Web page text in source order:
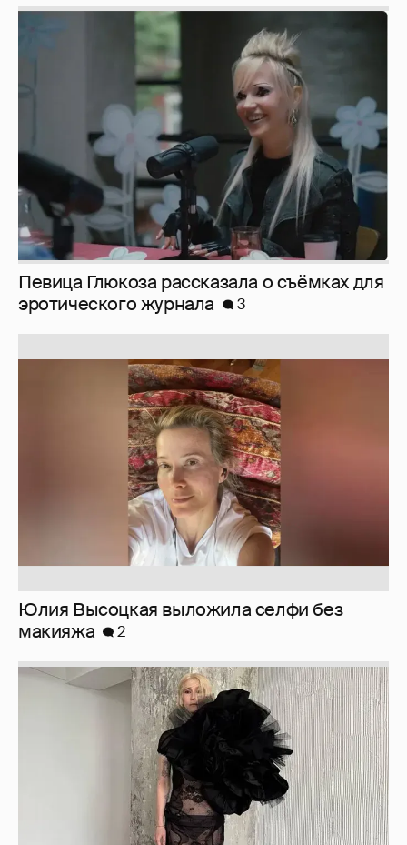
Певица Глюкоза рассказала о съёмках для
эротического журнала
3
Юлия Высоцкая выложила селфи без
Журналистка Сулим примерила новый